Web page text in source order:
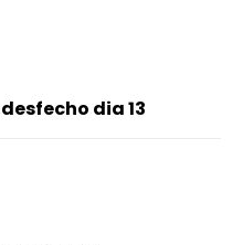
dia 13